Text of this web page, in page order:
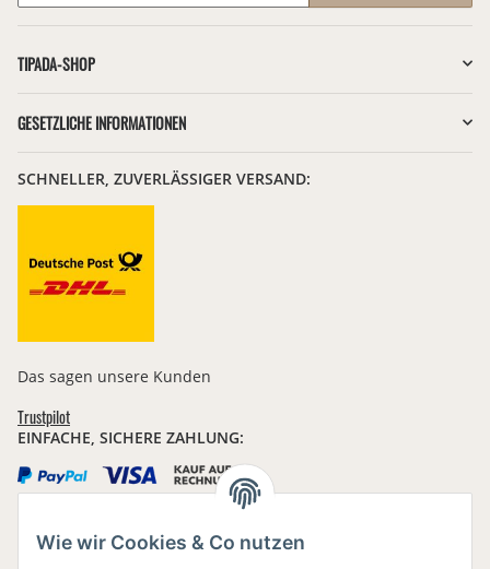
Wie wir Cookies & Co nutzen
TIPADA-SHOP
GESETZLICHE INFORMATIONEN
SCHNELLER, ZUVERLÄSSIGER VERSAND:
Das sagen unsere Kunden
Trustpilot
EINFACHE, SICHERE ZAHLUNG: